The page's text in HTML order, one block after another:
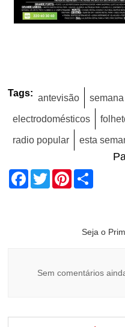
Tags: antevisão semana
electrodomésticos
radio popular esta
Facebook
TwitterPinterest
Seja o
Sem comentários